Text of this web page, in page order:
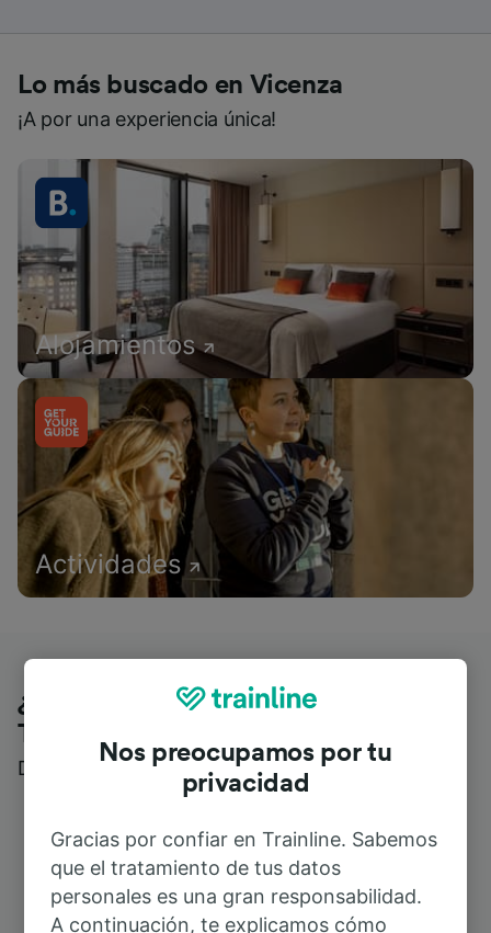
Lo más buscado en Vicenza
¡A por una experiencia única!
Alojamientos
Actividades
¿Qué piensan nuestros clientes de
Trainline?
Descubre reseñas reales de nuestros viajeros
Nos preocupamos por tu
privacidad
Gracias por confiar en Trainline. Sabemos
que el tratamiento de tus datos
personales es una gran responsabilidad.
A continuación, te explicamos cómo